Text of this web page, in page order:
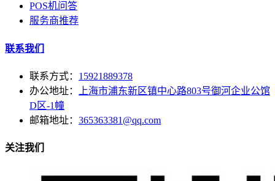
POS机问答
服务商推荐
联系我们
联系方式： 15921889378
办公地址：
上海市浦东新区镇中心路803号御河企业公馆
D区-1幢
邮箱地址： 365363381@qq.com
关注我们